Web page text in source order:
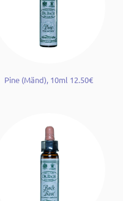
Pine (Mänd), 10ml 12.50€